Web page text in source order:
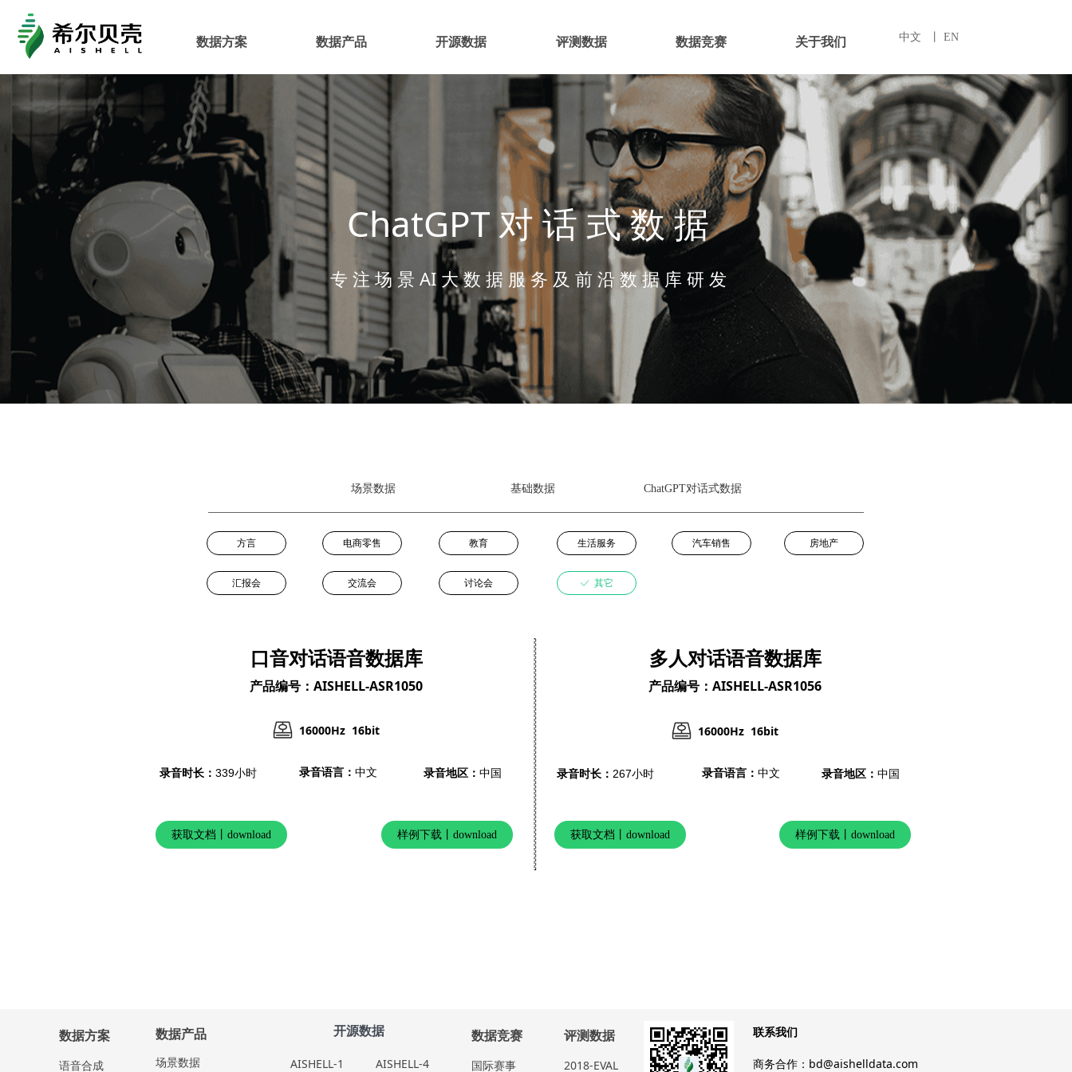
数据方案 数据产品 开源数据 评测数据 数据竞赛 关于我们 中文 丨 EN
ChatGPT 对 话 式 数 据
专 注 场 景 AI 大 数 据 服 务 及 前 沿 数 据 库 研 发
场景数据 基础数据 ChatGPT对话式数据
口音对话语音数据库
产品编号：AISHELL-ASR1050
16000Hz 16bit
录音语言： 中文
获取文档丨download 样例下载丨download
录音时长： 339小时 录音地区： 中国
多人对话语音数据库
产品编号：AISHELL-ASR1056
获取文档丨download
录音时长： 267小时
16000Hz 16bit
录音语言： 中文
样例下载丨download
录音地区： 中国
电商零售
方言 教育 生活服务
ꀘ 其它
房地产
汽车销售
讨论会
交流会
汇报会
数据方案
语⾳合成
数据产品
场景数据 AISHELL-1
数据竞赛
国际赛事
评测数据
2018-EVAL
联系我们
商务合作：bd@aishelldata.com
AISHELL-4
开源数据